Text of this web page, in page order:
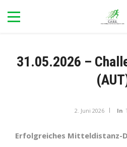
31.05.2026 –
2. Juni 2026 In
Erfolgreiches Mitteldistanz-